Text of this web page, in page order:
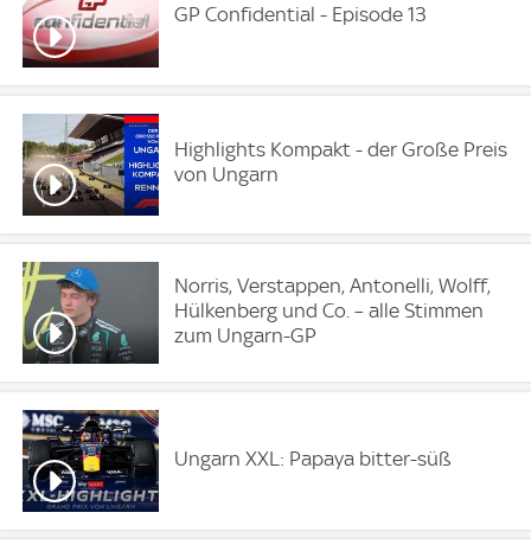
GP Confidential - Episode 13
Highlights Kompakt - der Große Preis
von Ungarn
Norris, Verstappen, Antonelli, Wolff,
Hülkenberg und Co. – alle Stimmen
zum Ungarn-GP
Ungarn XXL: Papaya bitter-süß